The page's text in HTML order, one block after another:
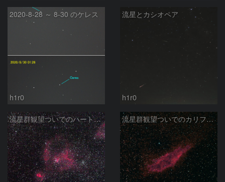
2020-8-28 ～ 8-30 のケレス
h1r0
流星とカシオペア
h1r0
流星群観望ついでのハート星雲 流星群観望ついでのカリフォルニア星雲